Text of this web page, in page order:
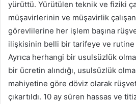
yürüttü. Yürütülen teknik ve fiziki
müşavirlerinin ve müşavirlik
görevlilerine her işlem başına
ilişkisinin belli bir tarifeye ve rutine
Ayrıca herhangi bir usulsüzlük
bir ücretin alındığı, usulsüzlük
mahiyetine göre döviz olarak rüşvet
çıkartıldı. 10 ay süren hassas ve